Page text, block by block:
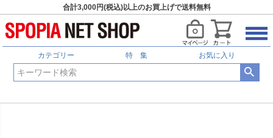
合計3,000円(税込)以上のお買上げで送料無料
カテゴリー 特 集 お気に入り